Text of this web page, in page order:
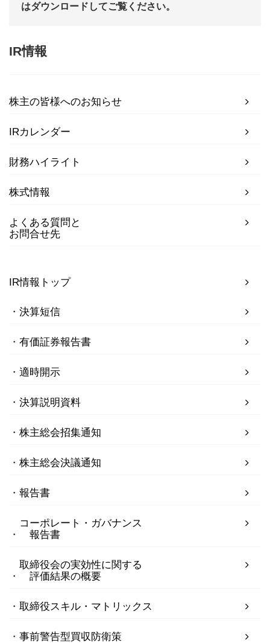
IR情報
株主の皆様へのお知らせ
IRカレンダー
財務ハイライト
株式情報
よくある質問と
お問合せ先
IR情報トップ
決算短信
有価証券報告書
適時開示
決算説明資料
株主総会招集通知
株主総会決議通知
報告書
コーポレート・ガバナンス
報告書
取締役会の実効性に関する
評価結果の概要
取締役スキル・マトリックス
事前警告型買収防衛策
はダウンロードしてご覧ください。